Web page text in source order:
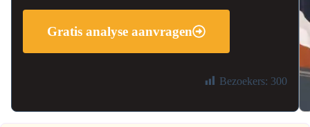
Gratis analyse aanvragen
Bezoekers: 300